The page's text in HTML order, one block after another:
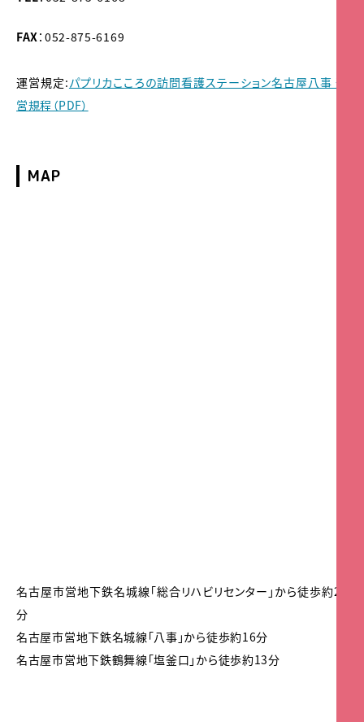
FAX：052-875-6169
運営規定: パプリカこころの訪問看護ステーション名古屋八事 運
営規程（PDF）
MAP
名古屋市営地下鉄名城線「総合リハビリセンター」から徒歩約24
分
名古屋市営地下鉄名城線「八事」から徒歩約16分
名古屋市営地下鉄鶴舞線「塩釜口」から徒歩約13分